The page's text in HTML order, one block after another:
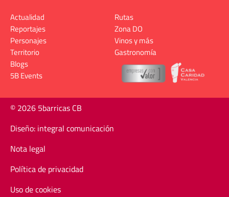
Actualidad
Reportajes
Personajes
Territorio
Rutas
Zona DO
Vinos y más
Gastronomía
Blogs
5B Events
© 2026 5barricas CB
Diseño: integral comunicación
Nota legal
Política de privacidad
Uso de cookies